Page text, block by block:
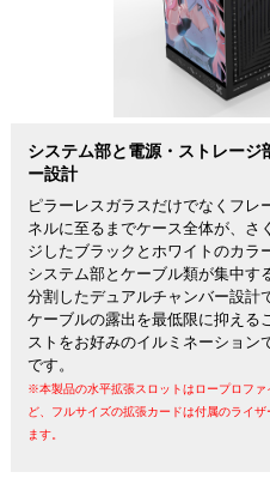
システム部と電源・ストレー
ー設計
ピラーレスガラスだけでなくフ
ネルに至るまでケース全体が、さ
ジしたブラックとホワイトのカラ
システム部とケーブル類が集中す
分割したデュアルチャンバー設計
ケーブルの露出を最低限に抑える
ストをお好みのイルミネーション
です。
※本製品の水平拡張スロットはロープロフ
ど、フルサイズの拡張カードは付属のライ
ます。